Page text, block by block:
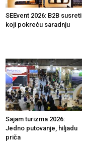
SEEvent 2026: B2B susreti
koji pokreću saradnju
Sajam turizma 2026:
Jedno putovanje, hiljadu
priča